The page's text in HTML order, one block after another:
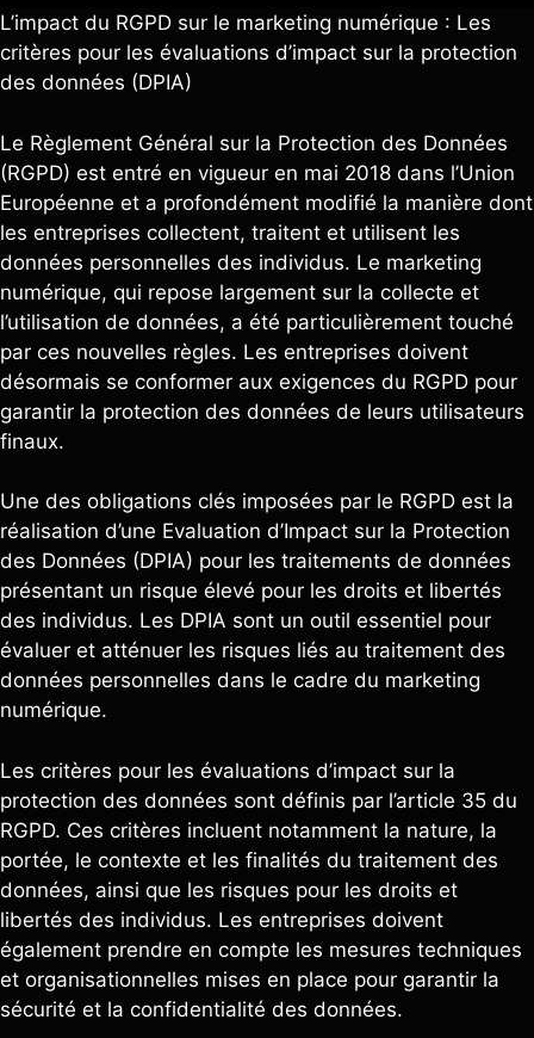
L’impact du RGPD sur le marketing numérique : Les
critères pour les évaluations d’impact sur la protection
des données (DPIA)
Le Règlement Général sur la Protection des Données
(RGPD) est entré en vigueur en mai 2018 dans l’Union
Européenne et a profondément modifié la manière dont
les entreprises collectent, traitent et utilisent les
données personnelles des individus. Le marketing
numérique, qui repose largement sur la collecte et
l’utilisation de données, a été particulièrement touché
par ces nouvelles règles. Les entreprises doivent
désormais se conformer aux exigences du RGPD pour
garantir la protection des données de leurs utilisateurs
finaux.
Une des obligations clés imposées par le RGPD est la
réalisation d’une Evaluation d’Impact sur la Protection
des Données (DPIA) pour les traitements de données
présentant un risque élevé pour les droits et libertés
des individus. Les DPIA sont un outil essentiel pour
évaluer et atténuer les risques liés au traitement des
données personnelles dans le cadre du marketing
numérique.
Les critères pour les évaluations d’impact sur la
protection des données sont définis par l’article 35 du
RGPD. Ces critères incluent notamment la nature, la
portée, le contexte et les finalités du traitement des
données, ainsi que les risques pour les droits et
libertés des individus. Les entreprises doivent
également prendre en compte les mesures techniques
et organisationnelles mises en place pour garantir la
sécurité et la confidentialité des données.